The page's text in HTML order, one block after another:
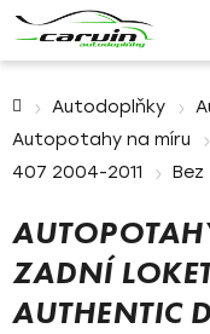
Autodoplňky
Autopotahy na míru
407 2004-2011
ZADNÍ
AUTHENTIC